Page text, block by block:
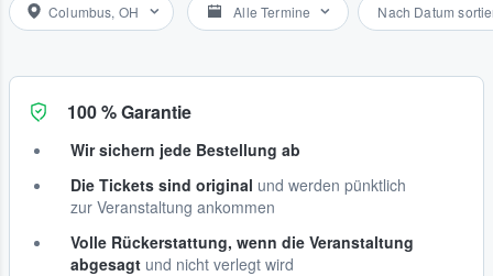
Columbus, OH Alle Termine Nach Datum
100 % Garantie
Wir sichern jede Bestellung ab
Die Tickets sind original und werden pünktlich
zur Veranstaltung ankommen
Volle Rückerstattung, wenn die Veranstaltung
abgesagt und nicht verlegt wird